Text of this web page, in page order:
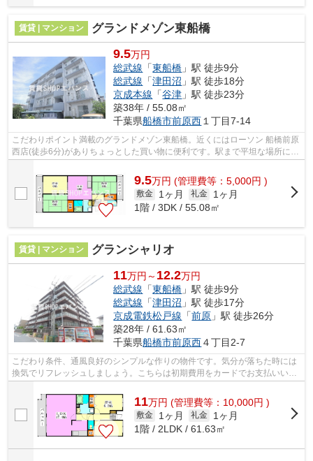
賃貸 | マンション グランドメゾン東船橋
9.5万円
総武線 「東船橋 」駅 徒歩9分
総武線 「津田沼 」駅 徒歩18分
京成本線 「谷津 」駅 徒歩23分
築38年 / 55.08㎡
千葉県船橋市前原西１丁目7-14
こだわりポイント満載のグランドメゾン東船橋。近くにはローソン 船橋前原
西店(徒歩6分)がありちょっとした買い物に便利です。駅まで平坦な場所に位
9.5万円 (管理費等：5,000円 )
敷金 1ヶ月 礼金
1ヶ月
1階 / 3DK / 55.08㎡
賃貸 | マンション グランシャリオ
11万円～ 12.2万円
総武線 「東船橋 」駅 徒歩9分
総武線 「津田沼 」駅 徒歩17分
京成電鉄松戸線 「前原 」駅 徒歩26分
築28年 / 61.63㎡
千葉県船橋市前原西４丁目2-7
こだわり条件、通風良好のシンプルな作りの物件です。気分が落ちた時には
換気でリフレッシュしましょう。こちらは初期費用をカードでお支払いいた
11万円 (管理費等：10,000円 )
敷金 1ヶ月 礼金
1ヶ月
1階 / 2LDK / 61.63㎡